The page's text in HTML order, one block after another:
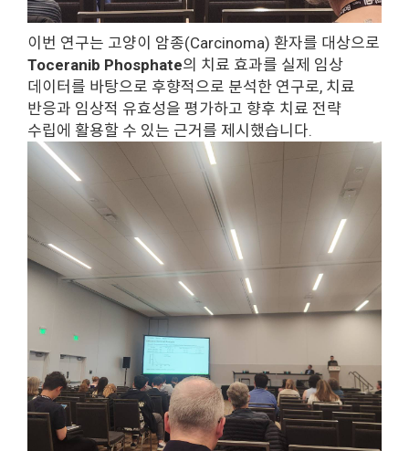
이번 연구는 고양이 암종(Carcinoma) 환자를 대상으로
Toceranib Phosphate의 치료 효과를 실제 임상
데이터를 바탕으로 후향적으로 분석한 연구로, 치료
반응과 임상적 유효성을 평가하고 향후 치료 전략
수립에 활용할 수 있는 근거를 제시했습니다.